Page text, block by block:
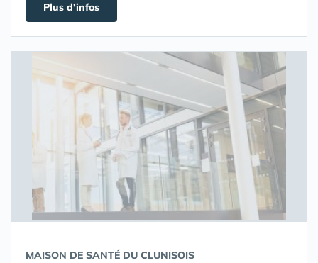
Plus d'infos
MAISON DE SANTÉ DU CLUNISOIS